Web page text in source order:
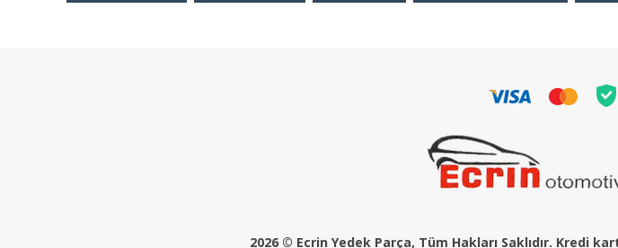
2026 © Ecrin Yedek Parça, Tüm Hakları Saklıdır. Kredi